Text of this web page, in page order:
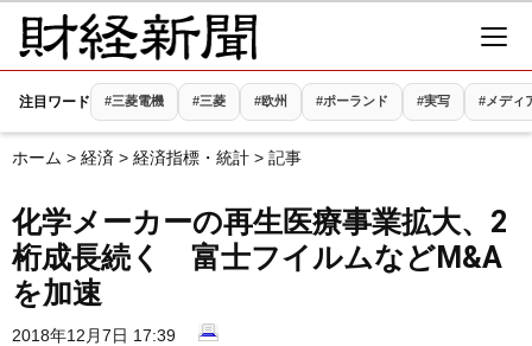
注目ワード #三菱電機 #三菱 #欧州 #ポーランド #実写 #メディ
ホーム > 経済 > 経済指標・統計 > 記事
化学メーカーの再生医療事業拡大、2
桁成長続く 富士フイルムなどM&A
を加速
2018年12月7日 17:39